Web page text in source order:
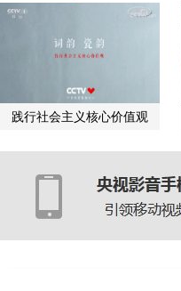
践行社会主义核心价值观